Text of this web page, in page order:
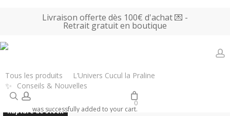
content
Livraison offerte dès 100€ d'achat 💌 -
Retrait gratuit en boutique
Tous les produits L’Univers Cucul la Praline
✨ Conseils & Nouvelles
searchaccount
0
was successfully added to your cart.
Accueil Tous les produits Bougies
Bougie parfumée Méditation –
Agrumes et épices – Saugette
Rupture de stock